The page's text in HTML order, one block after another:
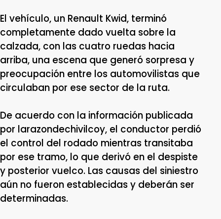
El vehículo, un Renault Kwid, terminó
completamente dado vuelta sobre la
calzada, con las cuatro ruedas hacia
arriba, una escena que generó sorpresa y
preocupación entre los automovilistas que
circulaban por ese sector de la ruta.
De acuerdo con la información publicada
por larazondechivilcoy, el conductor perdió
el control del rodado mientras transitaba
por ese tramo, lo que derivó en el despiste
y posterior vuelco. Las causas del siniestro
aún no fueron establecidas y deberán ser
determinadas.